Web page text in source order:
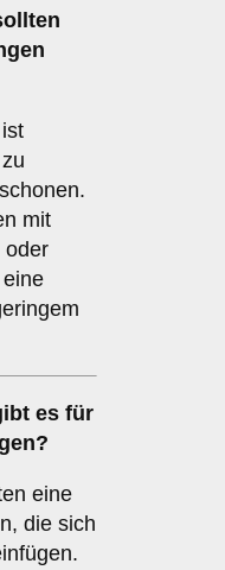
mit
oder
es für
eine
die sich